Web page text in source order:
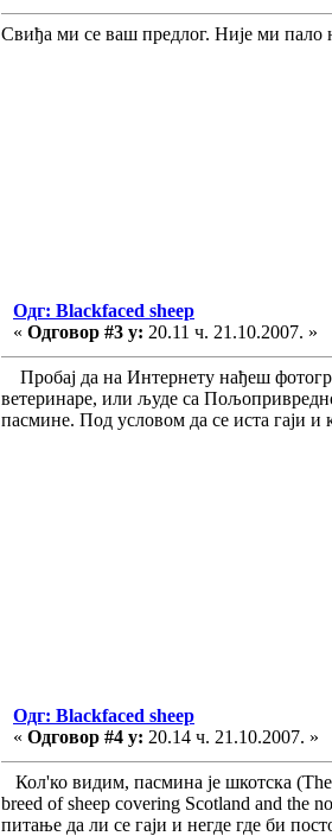
Свиђа ми се ваш предлог. Није ми пало
Одг: Blackfaced sheep
« Одговор #3 у: 20.11 ч. 21.10.2007. »
Пробај да на Интернету нађеш
ветеринаре, или људе са
пасмине. Под условом да се иста гаји
Одг: Blackfaced sheep
« Одговор #4 у: 20.14 ч. 21.10.2007. »
Кол'ко видим, пасмина је шкотска
breed of sheep covering Scotland and the
питање да ли се гаји и негде где би